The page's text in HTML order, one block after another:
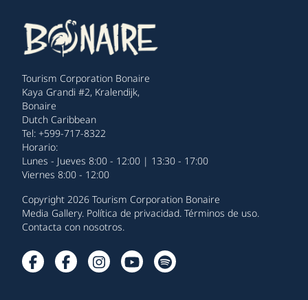
Tourism Corporation Bonaire
Kaya Grandi #2, Kralendijk,
Bonaire
Dutch Caribbean
Tel: +599-717-8322
Horario:
Lunes - Jueves 8:00 - 12:00 | 13:30 - 17:00
Viernes 8:00 - 12:00
Copyright 2026 Tourism Corporation Bonaire
Media Gallery. Política de privacidad. Términos de uso.
Contacta con nosotros.